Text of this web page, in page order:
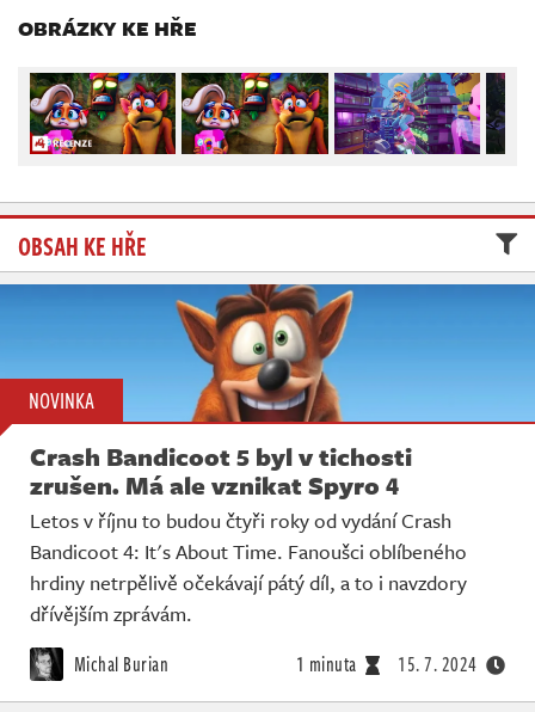
OBRÁZKY KE HŘE
OBSAH KE HŘE
NOVINKA
Crash Bandicoot 5 byl v tichosti
zrušen. Má ale vznikat Spyro 4
Letos v říjnu to budou čtyři roky od vydání Crash
Bandicoot 4: It's About Time. Fanoušci oblíbeného
hrdiny netrpělivě očekávají pátý díl, a to i navzdory
dřívějším zprávám.
Michal Burian 1 minuta 15. 7. 2024